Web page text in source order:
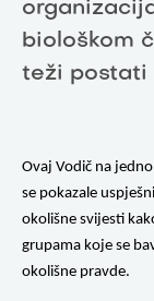
biološkom
teži postati
Ovaj Vodič na
se pokazale
okolišne svijesti
grupama koje se
okolišne pravde.